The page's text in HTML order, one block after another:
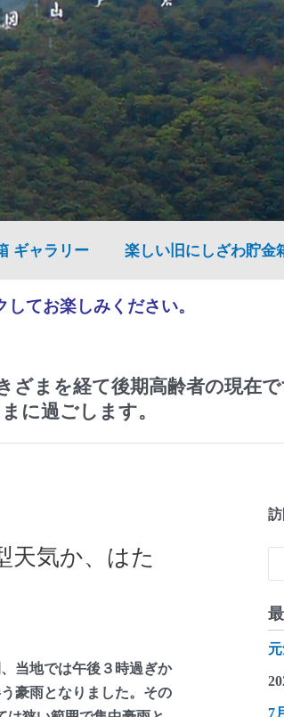
ギャラリー 楽しい旧にしざわ貯金
てお楽しみください。
まを経て後期高齢者の現在
に過ごします。
気か、はた
当地では午後３時過ぎか
豪雨となりました。その
7